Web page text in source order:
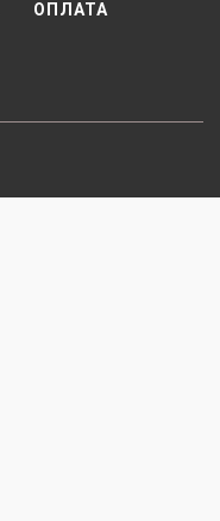
ОПЛАТА